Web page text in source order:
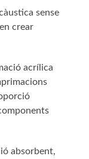
sense
crear
acrílica
absorbent,